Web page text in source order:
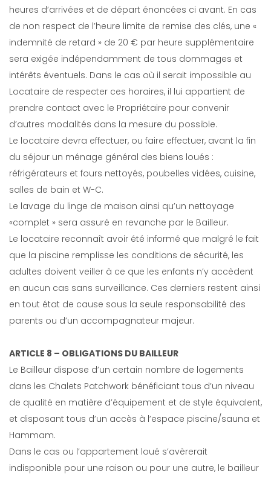
heures d’arrivées et de départ énoncées ci avant. En cas
de non respect de l’heure limite de remise des clés, une «
indemnité de retard » de 20 € par heure supplémentaire
sera exigée indépendamment de tous dommages et
intérêts éventuels. Dans le cas où il serait impossible au
Locataire de respecter ces horaires, il lui appartient de
prendre contact avec le Propriétaire pour convenir
d’autres modalités dans la mesure du possible.
Le locataire devra effectuer, ou faire effectuer, avant la fin
du séjour un ménage général des biens loués :
réfrigérateurs et fours nettoyés, poubelles vidées, cuisine,
salles de bain et W-C.
Le lavage du linge de maison ainsi qu’un nettoyage
«complet » sera assuré en revanche par le Bailleur.
Le locataire reconnaît avoir été informé que malgré le fait
que la piscine remplisse les conditions de sécurité, les
adultes doivent veiller à ce que les enfants n’y accèdent
en aucun cas sans surveillance. Ces derniers restent ainsi
en tout état de cause sous la seule responsabilité des
parents ou d’un accompagnateur majeur.
ARTICLE 8 – OBLIGATIONS DU BAILLEUR
Le Bailleur dispose d’un certain nombre de logements
dans les Chalets Patchwork bénéficiant tous d’un niveau
de qualité en matière d’équipement et de style équivalent,
et disposant tous d’un accès à l’espace piscine/sauna et
Hammam.
Dans le cas ou l’appartement loué s’avèrerait
indisponible pour une raison ou pour une autre, le bailleur